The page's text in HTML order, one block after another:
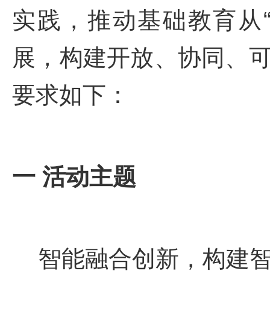
实践，推动基础教育从
展，构建开放、协同、
要求如下 ：
一 活动主题
智能融合创新，构建